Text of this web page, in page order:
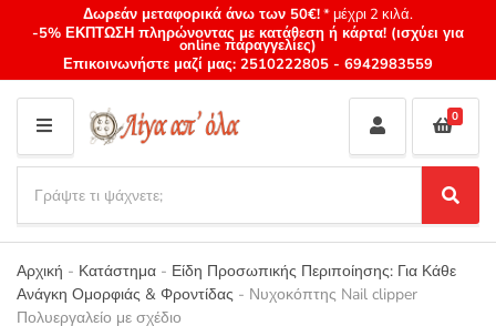
Δωρεάν μεταφορικά άνω των 50€!* μέχρι 2 κιλά.
-5% ΕΚΠΤΩΣΗ πληρώνοντας με κατάθεση ή κάρτα! (ισχύει για
online παραγγελίες)
Επικοινωνήστε μαζί μας: 2510222805 - 6942983559
M
E
N
U
Category
name
a
r
c
h
S
e
a
r
0
Αρχική - Κατάστημα - Είδη Προσωπικής Περιποίησης: Για Κάθε
Ανάγκη Ομορφιάς & Φροντίδας - Νυχοκόπτης Nail clipper
Πολυεργαλείο με σχέδιο